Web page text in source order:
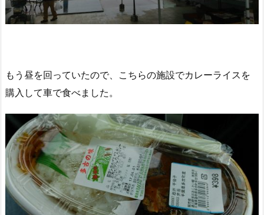
もう昼を回っていたので、こちらの施設でカレーライスを
購入して車で食べました。